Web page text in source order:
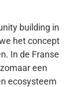
building in
het concept
In de Franse
een
ecosysteem